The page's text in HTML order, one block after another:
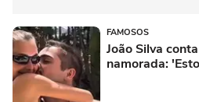
FAMOSOS
João Silva
namorada: